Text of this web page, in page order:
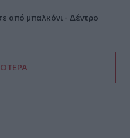
από μπαλκόνι - Δέντρο